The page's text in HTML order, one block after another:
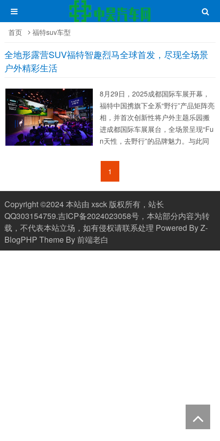
首页 福特suv车型
全地形露营SUV福特智趣烈马全球首发，尽现全场景
户外精彩生活
8月29日，2025成都国际车展开幕，
福特中国携旗下全系“野行”产品矩阵亮
相，并首次创新性将户外主题乐园搬
进成都国际车展展台，全场景呈现“Fu
n天性，去野行”的品牌魅力。与此同
车型中文命名为“福特智趣烈马”。...
1
Copyright ©2024 本站由 xsck 版权所有，站长
QQ303154759.吉ICP备2024023058号，本站部分内容为转
载，不代表本站立场，如有侵权请联系处理 Powered ByZ-
BlogPHP Theme By前端老白